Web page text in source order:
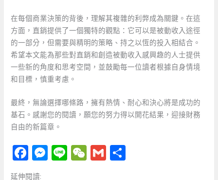
在每個商業決策的背後，理解其複雜的利弊成為關鍵。在這
方面，直銷提供了一個獨特的觀點：它可以是被動收入途徑
的一部分，但需要與精明的策略、持之以恆的投入相結合。
希望本文能為那些對直銷和創造被動收入感興趣的人士提供
一些新的角度和思考空間，並鼓勵每一位讀者根據自身情境
和目標，慎重考慮。
最終，無論選擇哪條路，擁有熱情、耐心和決心將是成功的
基石。感謝您的閱讀，願您的努力得以開花結果，迎接財務
自由的新篇章。
F
a
M Li W G
延伸閱讀: